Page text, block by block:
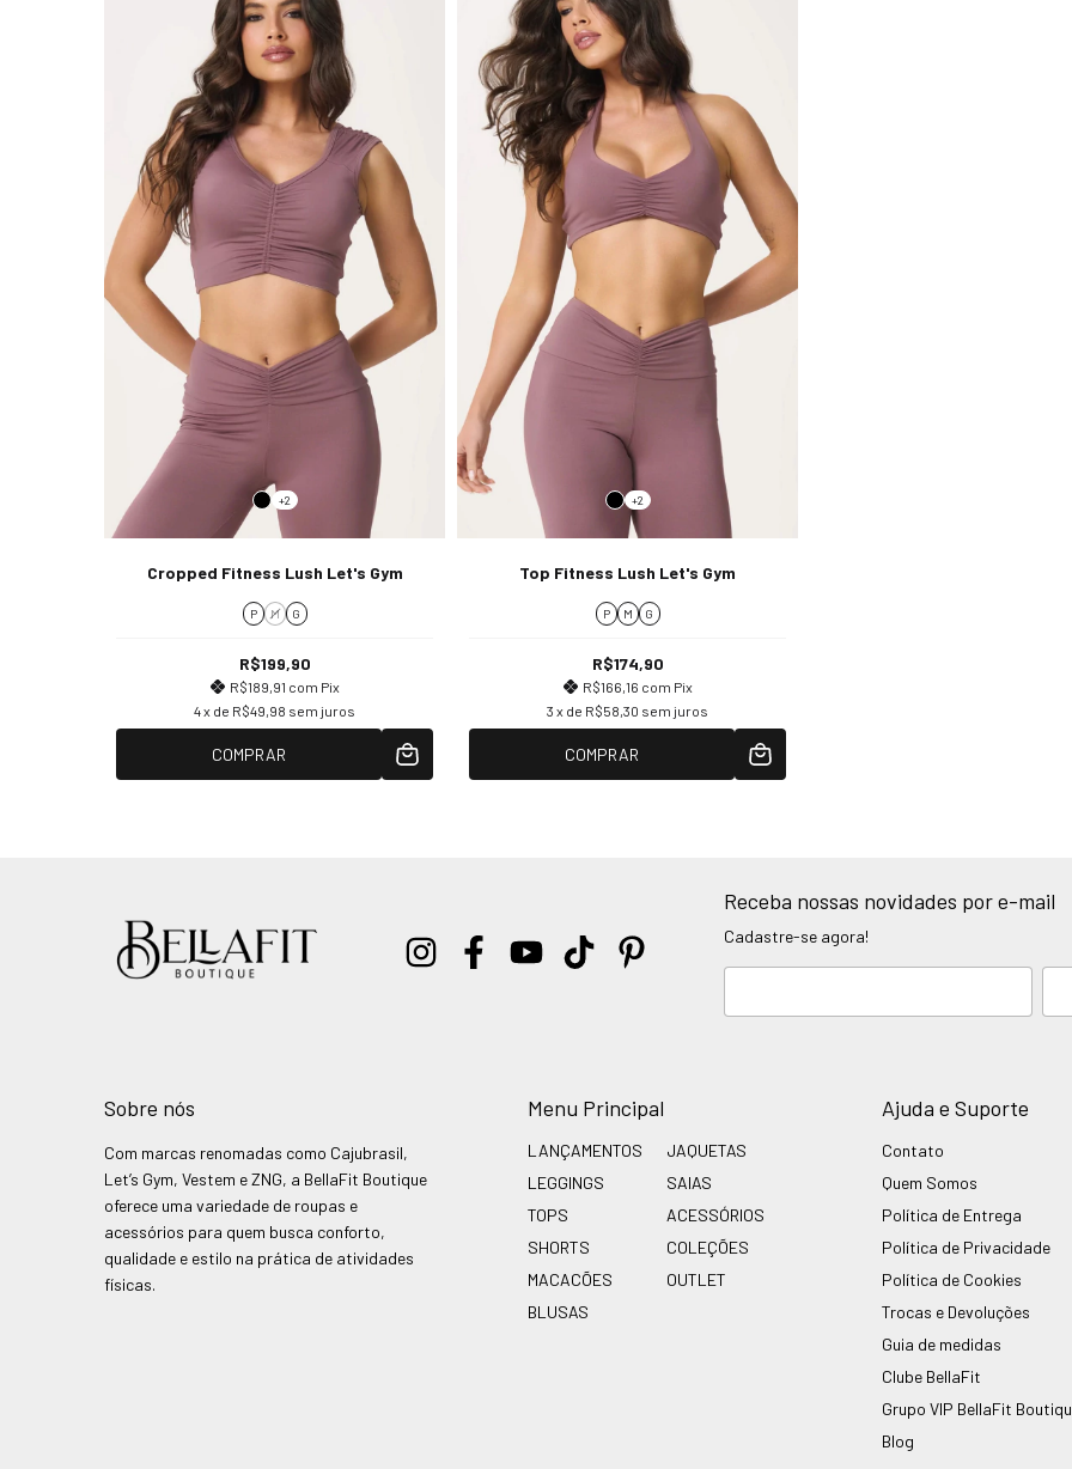
+2
Cropped Fitness Lush Let's Gym
P M G
R$199,90
R$189,91 com Pix
4x de R$49,98 sem juros
COMPRAR
+2
Top Fitness Lush Let's Gym
P M G
R$174,90
R$166,16 com Pix
3 x de R$58,30 sem juros
COMPRAR
Receba nossas novidades por e-mail
Cadastre-se agora!
Sobre nós
Com marcas renomadas como Cajubrasil,
Let’s Gym, Vestem e ZNG, a BellaFit Boutique
oferece uma variedade de roupas e
acessórios para quem busca conforto,
qualidade e estilo na prática de atividades
físicas.
Menu Principal
LANÇAMENTOS
LEGGINGS
TOPS
SHORTS
MACACÕES
BLUSAS
JAQUETAS
SAIAS
ACESSÓRIOS
COLEÇÕES
OUTLET
Ajuda e Suporte
Contato
Quem Somos
Política de Entrega
Política de Privacidade
Política de Cookies
Trocas e Devoluções
Guia de medidas
Clube BellaFit
Grupo VIP BellaFit
Blog